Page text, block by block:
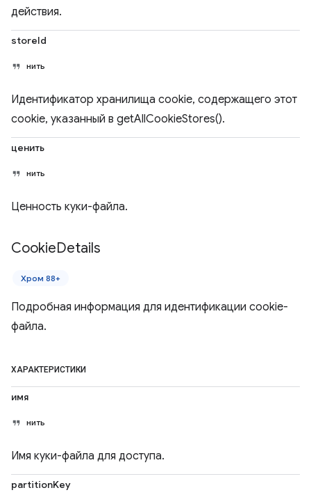
действия.
storeId
нить
Идентификатор хранилища cookie, содержащего этот
cookie, указанный в getAllCookieStores().
ценить
нить
Ценность куки-файла.
CookieDetails
Хром 88+
Подробная информация для идентификации cookie-
файла.
ХАРАКТЕРИСТИКИ
имя
нить
Имя куки-файла для доступа.
partitionKey